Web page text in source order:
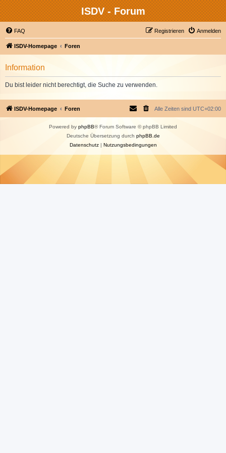
ISDV - Forum
FAQ Anmelden
Registrieren
ISDV-Homepage Foren
Information
Du bist leider nicht berechtigt, die Suche zu verwenden.
ISDV-Homepage Foren Alle Zeiten sind UTC+02:00
Powered by phpBB® Forum Software © phpBB Limited
Deutsche Übersetzung durch phpBB.de
Datenschutz| Nutzungsbedingungen